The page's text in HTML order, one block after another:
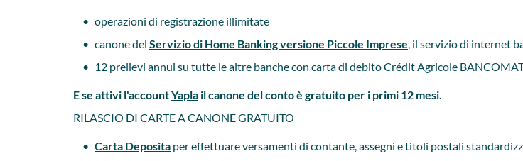
operazioni di registrazione illimitate
canone del Servizio di Home Banking versione Piccole Imprese, il servizio di internet
12 prelievi annui su tutte le altre banche con carta di debito Crédit Agricole
E se attivi l'accountYapla il canone del conto è gratuito per i primi 12 mesi.
RILASCIO DI CARTE A CANONE GRATUITO
Carta Deposita per effettuare versamenti di contante, assegni e titoli postali